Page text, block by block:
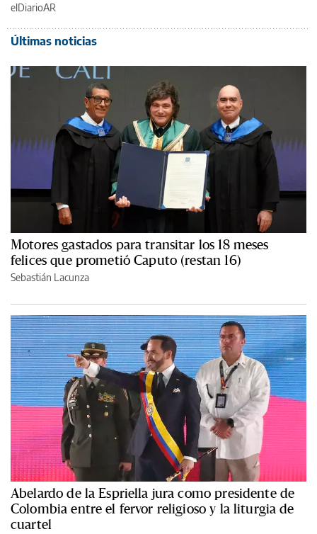
elDiarioAR
Últimas noticias
Motores gastados para transitar los 18 meses
felices que prometió Caputo (restan 16)
Sebastián Lacunza
Abelardo de la Espriella jura como presidente de
Colombia entre el fervor religioso y la liturgia de
cuartel